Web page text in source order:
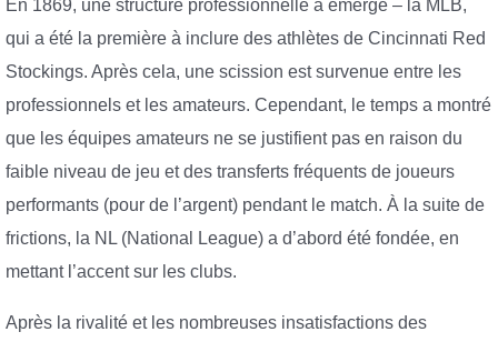
En 1869, une structure professionnelle a émergé – la MLB,
qui a été la première à inclure des athlètes de Cincinnati Red
Stockings. Après cela, une scission est survenue entre les
professionnels et les amateurs. Cependant, le temps a montré
que les équipes amateurs ne se justifient pas en raison du
faible niveau de jeu et des transferts fréquents de joueurs
performants (pour de l’argent) pendant le match. À la suite de
frictions, la NL (National League) a d’abord été fondée, en
mettant l’accent sur les clubs.
Après la rivalité et les nombreuses insatisfactions des